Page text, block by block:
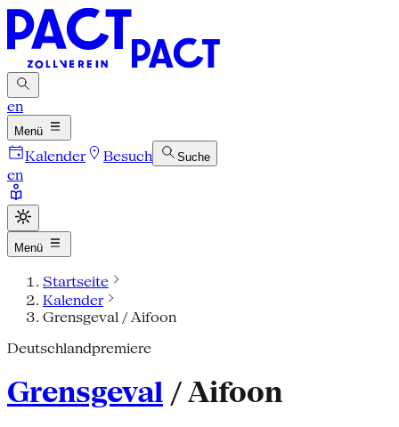
en
Menü
Kalender Besuch Suche
en
Menü
Startseite
Kalender
Grensgeval / Aifoon
Deutschlandpremiere
Grensgeval / Aifoon